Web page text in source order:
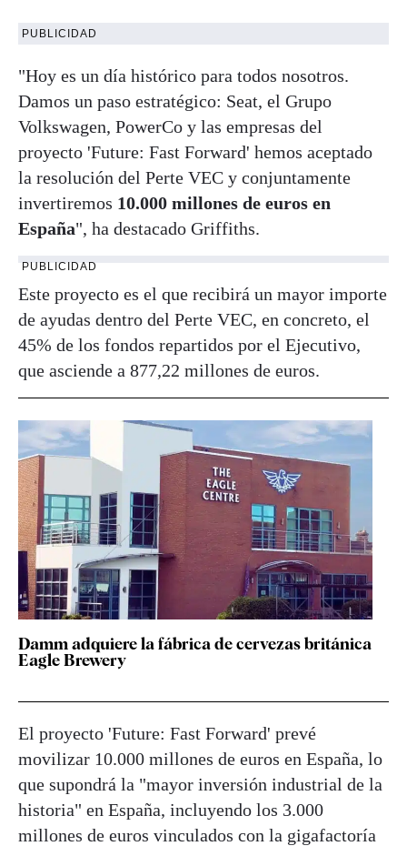
PUBLICIDAD
"Hoy es un día histórico para todos nosotros.
Damos un paso estratégico: Seat, el Grupo
Volkswagen, PowerCo y las empresas del
proyecto 'Future: Fast Forward' hemos aceptado
la resolución del Perte VEC y conjuntamente
invertiremos 10.000 millones de euros en
España", ha destacado Griffiths.
PUBLICIDAD
Este proyecto es el que recibirá un mayor importe
de ayudas dentro del Perte VEC, en concreto, el
45% de los fondos repartidos por el Ejecutivo,
que asciende a 877,22 millones de euros.
Damm adquiere la fábrica de cervezas británica
Eagle Brewery
El proyecto 'Future: Fast Forward' prevé
movilizar 10.000 millones de euros en España, lo
que supondrá la "mayor inversión industrial de la
historia" en España, incluyendo los 3.000
millones de euros vinculados con la gigafactoría